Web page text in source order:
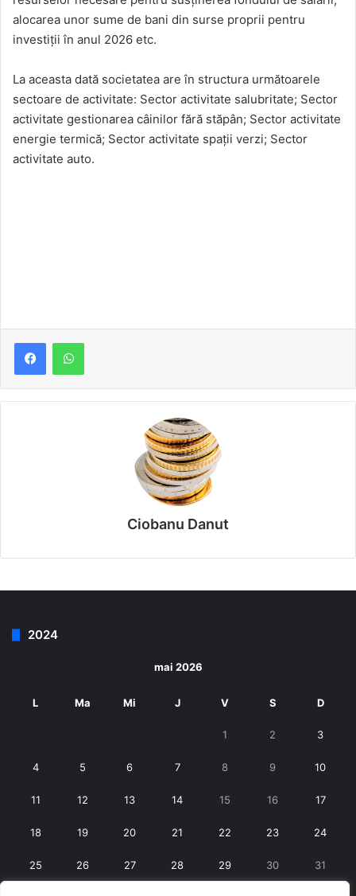
alocarea unor sume de bani din surse proprii pentru
investiţii în anul 2026 etc.
La aceasta dată societatea are în structura următoarele
sectoare de activitate: Sector activitate salubritate; Sector
activitate gestionarea câinilor fără stăpân; Sector activitate
energie termică; Sector activitate spaţii verzi; Sector
activitate auto.
Ciobanu Danut
2024
mai 2026
L Ma Mi J V S D
1 2 3
4 5 6 7 8 9 10
11 12 13 14 15 16 17
18 19 20 21 22 23 24
25 26 27 28 29 30 31